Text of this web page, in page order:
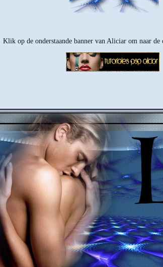
Klik op de onderstaande banner van Aliciar om naar de